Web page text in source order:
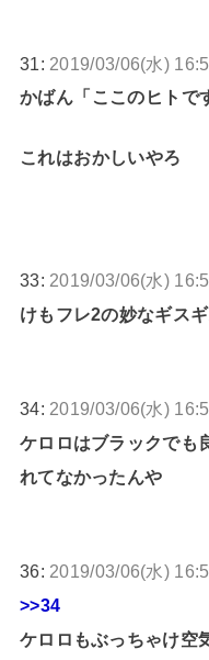
31: 2019/03/06(水)
かばん「ここのヒトで
これはおかしいやろ
33: 2019/03/06(水)
けもフレ2の妙なギス
34: 2019/03/06(水)
ケロロはブラックでも
れてなかったんや
36: 2019/03/06(水)
>>34
ケロロもぶっちゃけ空